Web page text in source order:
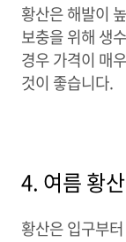
황산은 해발이
보충을 위해 생
경우 가격이 매
것이 좋습니다.
4. 여름 황
황산은 입구부